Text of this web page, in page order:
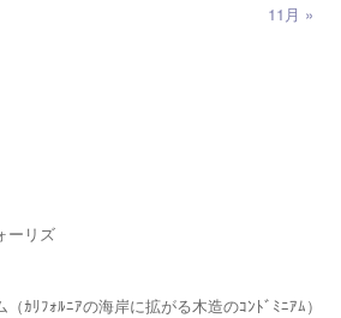
11月 »
ーリズ
ｶﾘﾌｫﾙﾆｱの海岸に拡がる木造のｺﾝﾄﾞﾐﾆｱﾑ）